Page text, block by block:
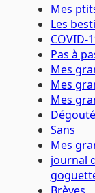
Mes
Les
COVID-
Pas à
Mes
Mes
Mes
Sans
Mes
journal